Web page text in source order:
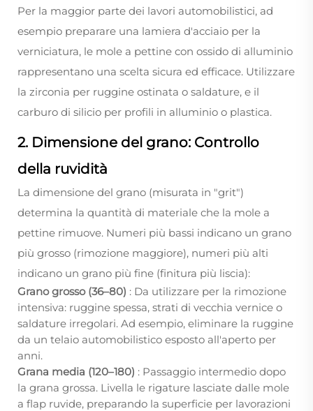
Per la maggior parte dei lavori automobilistici, ad
esempio preparare una lamiera d'acciaio per la
verniciatura, le mole a pettine con ossido di alluminio
rappresentano una scelta sicura ed efficace. Utilizzare
la zirconia per ruggine ostinata o saldature, e il
carburo di silicio per profili in alluminio o plastica.
2. Dimensione del grano: Controllo
della ruvidità
La dimensione del grano (misurata in "grit")
determina la quantità di materiale che la mole a
pettine rimuove. Numeri più bassi indicano un grano
più grosso (rimozione maggiore), numeri più alti
indicano un grano più fine (finitura più liscia):
Grano grosso (36–80) : Da utilizzare per la rimozione
intensiva: ruggine spessa, strati di vecchia vernice o
saldature irregolari. Ad esempio, eliminare la ruggine
da un telaio automobilistico esposto all'aperto per
anni.
Grana media (120–180) : Passaggio intermedio dopo
la grana grossa. Livella le rigature lasciate dalle mole
a flap ruvide, preparando la superficie per lavorazioni